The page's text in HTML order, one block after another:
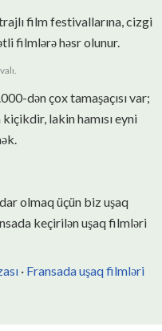
film festivallarına, cizgi
filmlərə həsr olunur.
dən çox tamaşaçısı var;
lakin hamısı eyni
olmaq üçün biz uşaq
keçirilən uşaq filmləri
· Fransada uşaq filmləri